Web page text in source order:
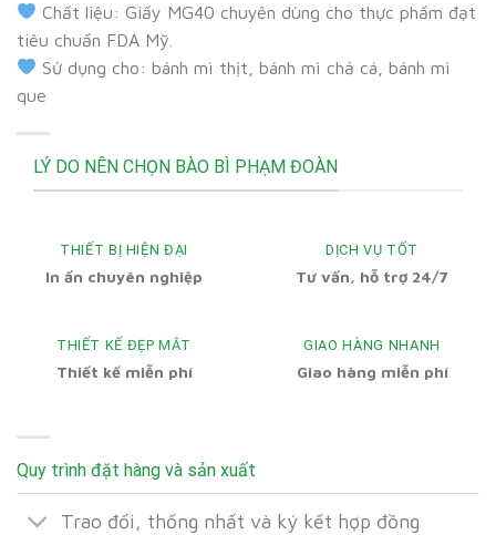
Chất liệu: Giấy MG40 chuyên dùng cho thực phẩm đạt
tiêu chuẩn FDA Mỹ.
Sử dụng cho: bánh mì thịt, bánh mì chả cá, bánh mì
que
LÝ DO NÊN CHỌN BÀO BÌ PHẠM ĐOÀN
THIẾT BỊ HIỆN ĐẠI
In ấn chuyên nghiệp
DỊCH VỤ TỐT
Tư vấn, hỗ trợ 24/7
THIẾT KẾ ĐẸP MẮT
Thiết kế miễn phí
GIAO HÀNG NHANH
Giao hàng miễn phí
Quy trình đặt hàng và sản xuất
Trao đổi, thống nhất và ký kết hợp đồng